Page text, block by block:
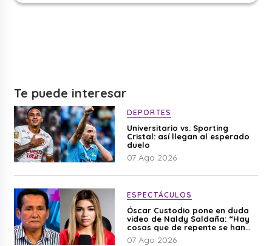
Te puede interesar
DEPORTES
Universitario vs. Sporting
Cristal: así llegan al esperado
duelo
07 Ago 2026
ESPECTÁCULOS
Óscar Custodio pone en duda
video de Naldy Saldaña: “Hay
cosas que de repente se han
editado”
07 Ago 2026